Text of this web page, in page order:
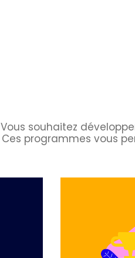
Vous souhaitez
Ces programmes vous